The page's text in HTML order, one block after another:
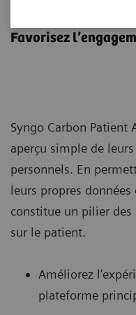
Favorisez
Syngo Carbon Patient
aperçu simple de
personnels. En
leurs propres données
constitue un pilier
sur le patient.
Améliorez
plateforme